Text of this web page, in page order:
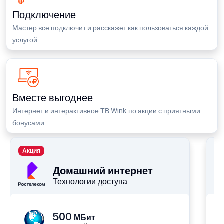
Подключение
Мастер все подключит и расскажет как пользоваться каждой
услугой
Вместе выгоднее
Интернет и интерактивное ТВ Wink по акции с приятными
бонусами
Домашний интернет
Технологии доступа
Акция
500 МБит